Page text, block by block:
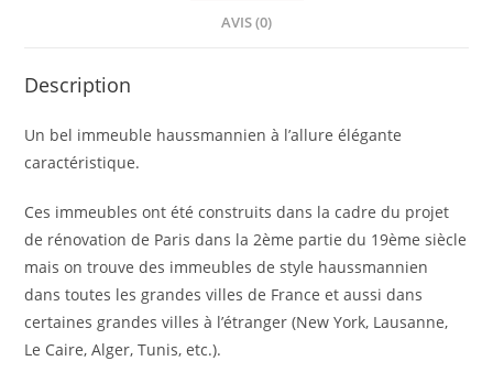
AVIS (0)
Description
Un bel immeuble haussmannien à l’allure élégante
caractéristique.
Ces immeubles ont été construits dans la cadre du projet
de rénovation de Paris dans la 2ème partie du 19ème siècle
mais on trouve des immeubles de style haussmannien
dans toutes les grandes villes de France et aussi dans
certaines grandes villes à l’étranger (New York, Lausanne,
Le Caire, Alger, Tunis, etc.).